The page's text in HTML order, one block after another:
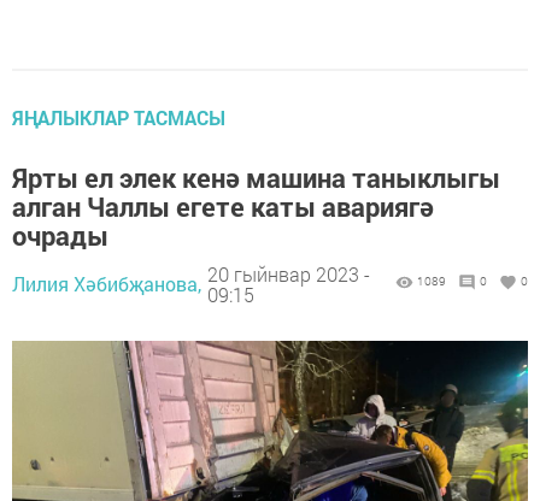
ЯҢАЛЫКЛАР ТАСМАСЫ
Ярты ел элек кенә машина таныклыгы
алган Чаллы егете каты авариягә
очрады
Лилия Хәбибҗанова, 20 гыйнвар 2023 -
09:15
1089 0 0